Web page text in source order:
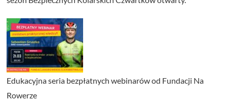
Edukacyjna seria bezpłatnych webinarów od Fundacji Na
Rowerze